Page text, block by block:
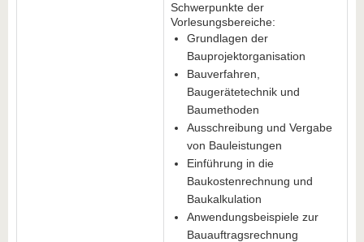
Schwerpunkte der
Vorlesungsbereiche:
Grundlagen der
Bauprojektorganisation
Bauverfahren,
Baugerätetechnik und
Baumethoden
Ausschreibung und Vergabe
von Bauleistungen
Einführung in die
Baukostenrechnung und
Baukalkulation
Anwendungsbeispiele zur
Bauauftragsrechnung